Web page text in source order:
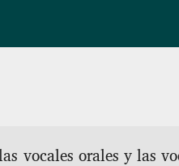
vocales orales y las